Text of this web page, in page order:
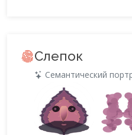
Слепок
Семантический